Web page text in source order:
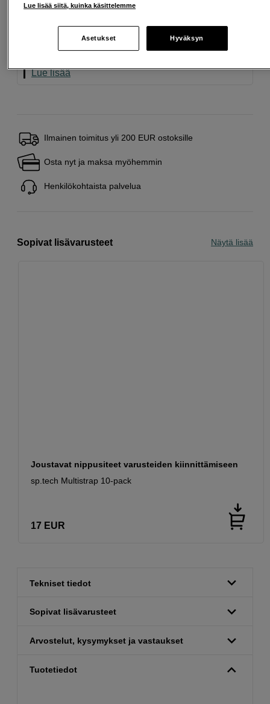
Tämä on tuote, josta pidämme erityisen paljon.
Seuraa tätä symbolia löytääksesi lisää valikoituja
Lue lisää
Ilmainen toimitus yli 200 EUR ostoksille
Osta nyt ja maksa myöhemmin
Henkilökohtaista palvelua
Sopivat lisävarusteet Näytä lisää
Joustavat nippusiteet varusteiden kiinnittämiseen
sp.tech Multistrap 10-pack
17 EUR
Tekniset tiedot
Sopivat lisävarusteet
Arvostelut, kysymykset ja vastaukset
Tuotetiedot
Lue lisää siitä, kuinka käsittelemme
Asetukset Hyväksyn